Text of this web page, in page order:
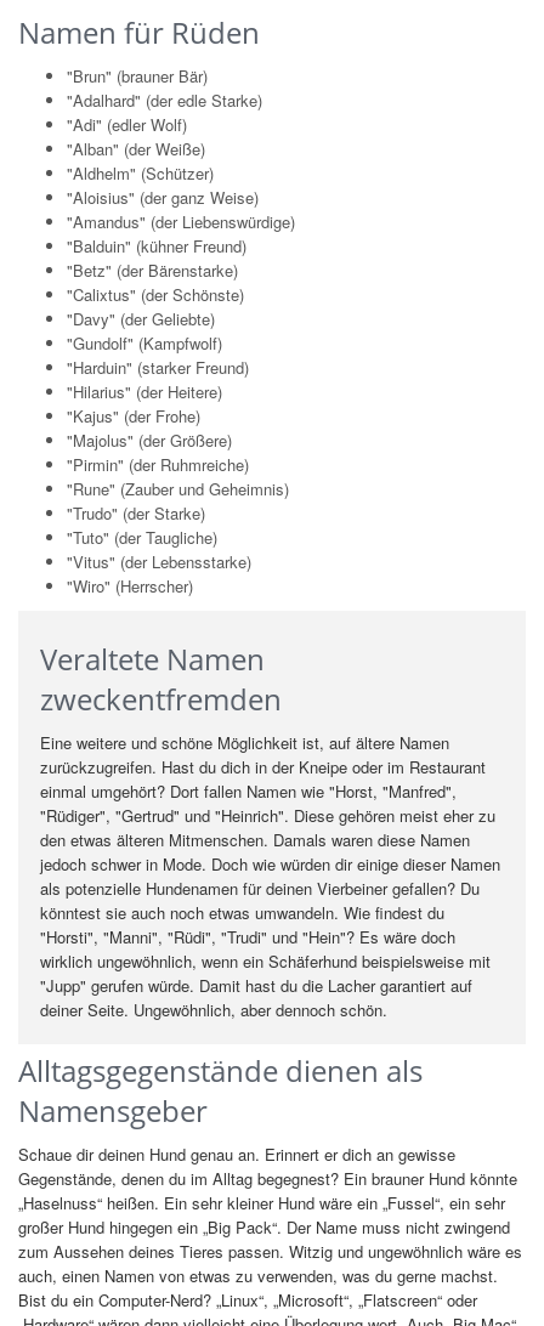
Namen für Rüden
"Brun" (brauner Bär)
"Adalhard" (der edle Starke)
"Adi" (edler Wolf)
"Alban" (der Weiße)
"Aldhelm" (Schützer)
"Aloisius" (der ganz Weise)
"Amandus" (der Liebenswürdige)
"Balduin" (kühner Freund)
"Betz" (der Bärenstarke)
"Calixtus" (der Schönste)
"Davy" (der Geliebte)
"Gundolf" (Kampfwolf)
"Harduin" (starker Freund)
"Hilarius" (der Heitere)
"Kajus" (der Frohe)
"Majolus" (der Größere)
"Pirmin" (der Ruhmreiche)
"Rune" (Zauber und Geheimnis)
"Trudo" (der Starke)
"Tuto" (der Taugliche)
"Vitus" (der Lebensstarke)
"Wiro" (Herrscher)
Veraltete Namen
zweckentfremden
Eine weitere und schöne Möglichkeit ist, auf ältere Namen
zurückzugreifen. Hast du dich in der Kneipe oder im Restaurant
einmal umgehört? Dort fallen Namen wie "Horst, "Manfred",
"Rüdiger", "Gertrud" und "Heinrich". Diese gehören meist eher zu
den etwas älteren Mitmenschen. Damals waren diese Namen
jedoch schwer in Mode. Doch wie würden dir einige dieser Namen
als potenzielle Hundenamen für deinen Vierbeiner gefallen? Du
könntest sie auch noch etwas umwandeln. Wie findest du
"Horsti", "Manni", "Rüdi", "Trudi" und "Hein"? Es wäre doch
wirklich ungewöhnlich, wenn ein Schäferhund beispielsweise mit
"Jupp" gerufen würde. Damit hast du die Lacher garantiert auf
deiner Seite. Ungewöhnlich, aber dennoch schön.
Alltagsgegenstände dienen als
Namensgeber
Schaue dir deinen Hund genau an. Erinnert er dich an gewisse
Gegenstände, denen du im Alltag begegnest? Ein brauner Hund könnte
„Haselnuss“ heißen. Ein sehr kleiner Hund wäre ein „Fussel“, ein sehr
großer Hund hingegen ein „Big Pack“. Der Name muss nicht zwingend
zum Aussehen deines Tieres passen. Witzig und ungewöhnlich wäre es
auch, einen Namen von etwas zu verwenden, was du gerne machst.
Bist du ein Computer-Nerd? „Linux“, „Microsoft“, „Flatscreen“ oder